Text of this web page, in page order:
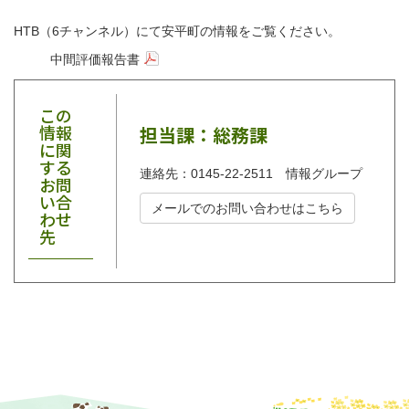
HTB（6チャンネル）にて安平町の情報をご覧ください。
中間評価報告書
この
情報
に関
する
お問
い合
わせ
先
担当課：総務課
連絡先：0145-22-2511 情報グループ
メールでのお問い合わせはこちら